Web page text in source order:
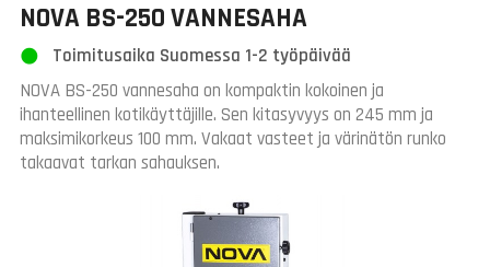
NOVA BS-250 VANNESAHA
Toimitusaika Suomessa 1-2 työpäivää
NOVA BS-250 vannesaha on kompaktin kokoinen ja
ihanteellinen kotikäyttäjille. Sen kitasyvyys on 245 mm ja
maksimikorkeus 100 mm. Vakaat vasteet ja värinätön runko
takaavat tarkan sahauksen.